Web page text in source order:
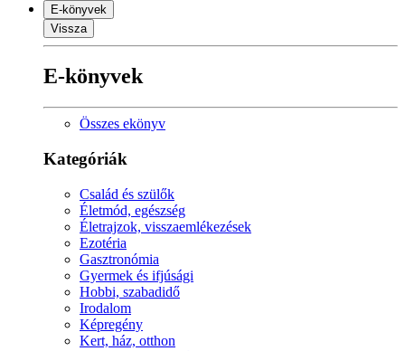
E-könyvek
Vissza
E-könyvek
Összes ekönyv
Kategóriák
Család és szülők
Életmód, egészség
Életrajzok, visszaemlékezések
Ezotéria
Gasztronómia
Gyermek és ifjúsági
Hobbi, szabadidő
Irodalom
Képregény
Kert, ház, otthon